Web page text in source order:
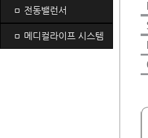
ㅁ 전동밸런서
ㅁ 메디컬라이프 시스템